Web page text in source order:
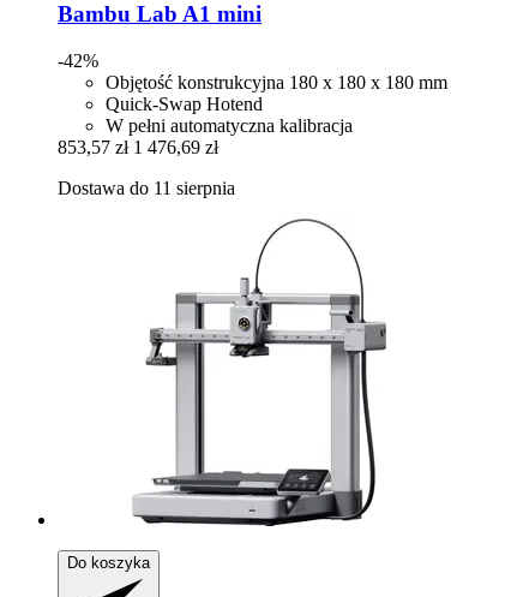
Bambu Lab A1 mini
-42%
Objętość konstrukcyjna 180 x 180 x 180 mm
Quick-Swap Hotend
W pełni automatyczna kalibracja
853,57 zł 1 476,69 zł
Dostawa do 11 sierpnia
Do koszyka